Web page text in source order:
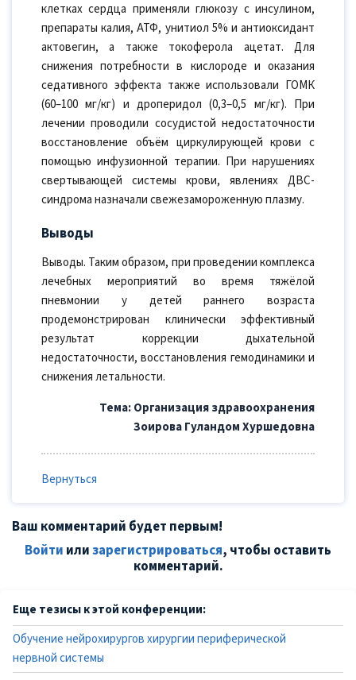
клетках сердца применяли глюкозу с инсулином,
препараты калия, АТФ, унитиол 5% и антиоксидант
актовегин, а также токоферола ацетат. Для
снижения потребности в кислороде и оказания
седативного эффекта также использовали ГОМК
(60–100 мг/кг) и дроперидол (0,3–0,5 мг/кг). При
лечении проводили сосудистой недостаточности
восстановление объём циркулирующей крови с
помощью инфузионной терапии. При нарушениях
свертывающей системы крови, явлениях ДВС-
синдрома назначали свежезамороженную плазму.
Выводы
Выводы. Таким образом, при проведении комплекса
лечебных мероприятий во время тяжёлой
пневмонии у детей раннего возраста
продемонстрирован клинически эффективный
результат коррекции дыхательной
недостаточности, восстановления гемодинамики и
снижения летальности.
Тема: Организация здравоохранения
Зоирова Гуландом Хуршедовна
Вернуться
Ваш комментарий будет первым!
Войти илизарегистрироваться, чтобы оставить
комментарий.
Еще тезисы к этой конференции:
Обучение нейрохирургов хирургии периферической
нервной системы